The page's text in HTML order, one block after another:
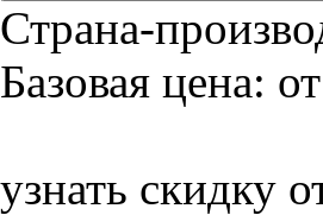
Страна-
Базовая цена:
узнать скидку